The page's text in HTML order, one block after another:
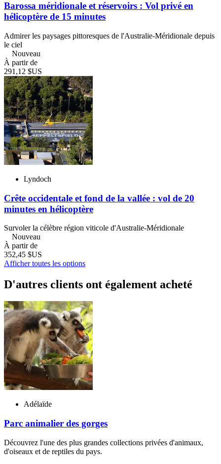
Barossa méridionale et réservoirs : Vol privé en
hélicoptère de 15 minutes
Admirer les paysages pittoresques de l'Australie-Méridionale depuis
le ciel
Nouveau
À partir de
291,12 $US
Lyndoch
Crête occidentale et fond de la vallée : vol de 20
minutes en hélicoptère
Survoler la célèbre région viticole d'Australie-Méridionale
Nouveau
À partir de
352,45 $US
Afficher toutes les options
D'autres clients ont également acheté
Adélaïde
Parc animalier des gorges
Découvrez l'une des plus grandes collections privées d'animaux,
d'oiseaux et de reptiles du pays.